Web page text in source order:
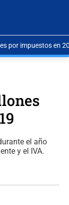
por impuestos en
el año
y el IVA.